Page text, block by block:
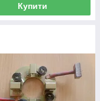
Купити